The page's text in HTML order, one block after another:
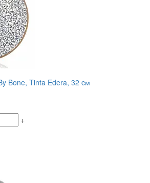
Bone, Tinta Edera, 32 cм
+